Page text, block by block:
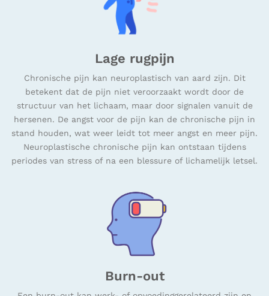
Lage rugpijn
Chronische pijn kan neuroplastisch van aard zijn. Dit
betekent dat de pijn niet veroorzaakt wordt door de
structuur van het lichaam, maar door signalen vanuit de
hersenen. De angst voor de pijn kan de chronische pijn in
stand houden, wat weer leidt tot meer angst en meer pijn.
Neuroplastische chronische pijn kan ontstaan tijdens
periodes van stress of na een blessure of lichamelijk letsel.
Burn-out